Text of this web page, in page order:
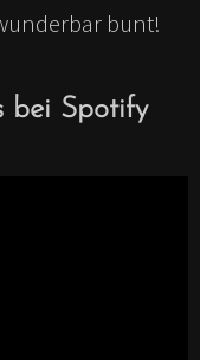
bunt!
bei Spotify